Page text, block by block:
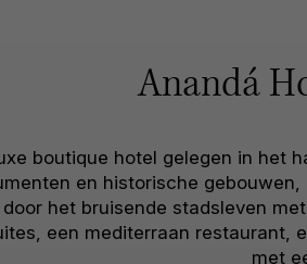
Anandá
boutique hotel gelegen in het
en historische
het bruisende stadsleven
een mediterraan restaurant,
met